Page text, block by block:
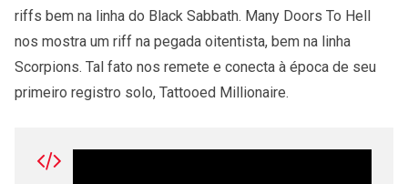
riffs bem na linha do Black Sabbath. Many Doors To Hell
nos mostra um riff na pegada oitentista, bem na linha
Scorpions. Tal fato nos remete e conecta à época de seu
primeiro registro solo, Tattooed Millionaire.